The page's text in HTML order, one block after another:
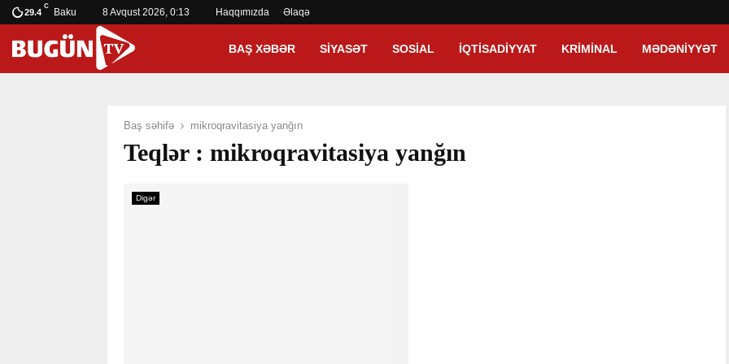
29.4
C
Baku 8 Avqust 2026, 0:13 Haqqımızda Əlaqə
BAŞ XƏBƏR SIYASƏT SOSIAL İQTISADIYYAT KRIMINAL MƏDƏNIYYƏT
Baş səhifə mikroqravitasiya yanğın
Teqlər : mikroqravitasiya yanğın
Digər